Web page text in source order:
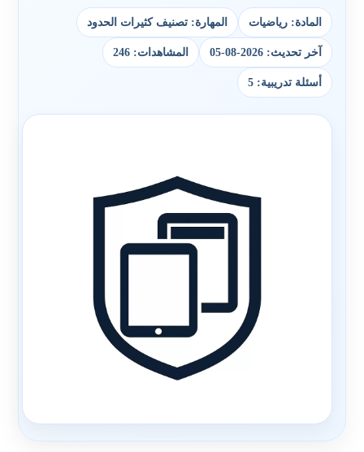
المادة: رياضيات المهارة: تصنيف كثيرات الحدود
آخر تحديث: 2026-08-05 المشاهدات: 246
أسئلة تدريبية: 5